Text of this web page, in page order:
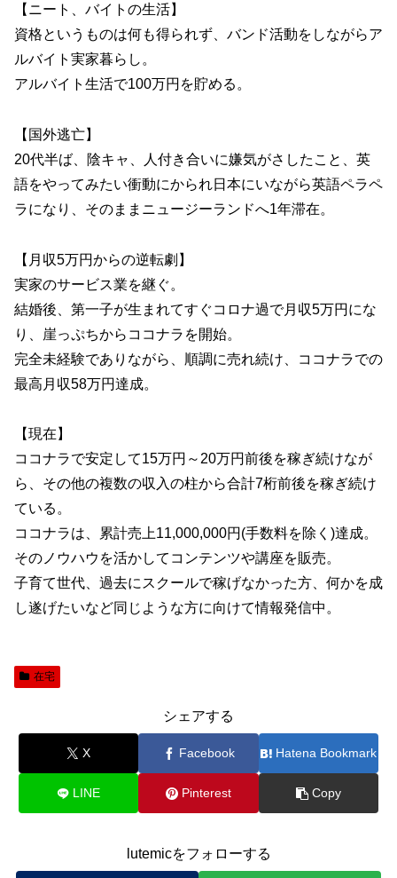
【ニート、バイトの生活】
資格というものは何も得られず、バンド活動をしながらア
ルバイト実家暮らし。
アルバイト生活で100万円を貯める。
【国外逃亡】
20代半ば、陰キャ、人付き合いに嫌気がさしたこと、英
語をやってみたい衝動にかられ日本にいながら英語ペラペ
ラになり、そのままニュージーランドへ1年滞在。
【月収5万円からの逆転劇】
実家のサービス業を継ぐ。
結婚後、第一子が生まれてすぐコロナ過で月収5万円にな
り、崖っぷちからココナラを開始。
完全未経験でありながら、順調に売れ続け、ココナラでの
最高月収58万円達成。
【現在】
ココナラで安定して15万円～20万円前後を稼ぎ続けなが
ら、その他の複数の収入の柱から合計7桁前後を稼ぎ続け
ている。
ココナラは、累計売上11,000,000円(手数料を除く)達成。
そのノウハウを活かしてコンテンツや講座を販売。
子育て世代、過去にスクールで稼げなかった方、何かを成
し遂げたいなど同じような方に向けて情報発信中。
在宅
シェアする
X Facebook Hatena Bookmark
LINE Pinterest Copy
lutemicをフォローする